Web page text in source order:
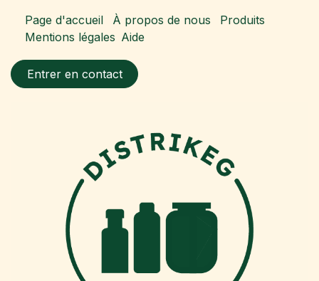
Page d'accueil À propos de nous
Produits
Mentions légales Aide
Entrer en contact